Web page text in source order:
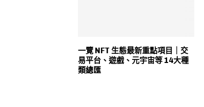
一覽 NFT 生態最新重點項目｜交
易平台、遊戲、元宇宙等 14大種
類總匯